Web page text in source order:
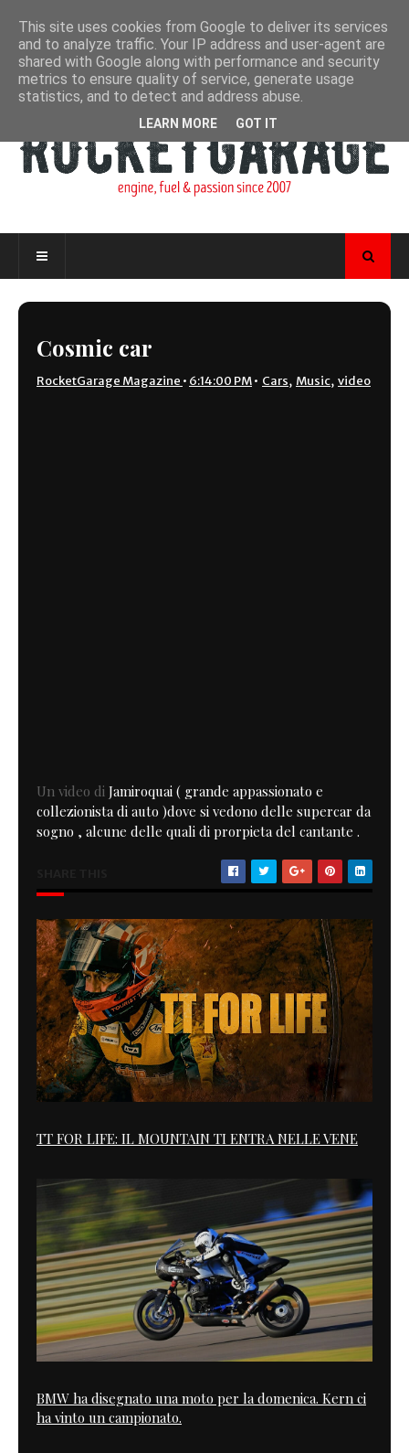
Cosmic car
RocketGarage Magazine • 6:14:00 PM• Cars, Music, video
Un video di Jamiroquai ( grande appassionato e
collezionista di auto )dove si vedono delle supercar da
sogno , alcune delle quali di prorpieta del cantante .
TT FOR LIFE: IL MOUNTAIN TI ENTRA NELLE VENE
BMW ha disegnato una moto per la domenica. Kern ci
ha vinto un campionato.
This site uses cookies from Google to deliver its services
and to analyze traffic. Your IP address and user-agent are
shared with Google along with performance and security
metrics to ensure quality of service, generate usage
statistics, and to detect and address abuse.
LEARN MORE GOT IT